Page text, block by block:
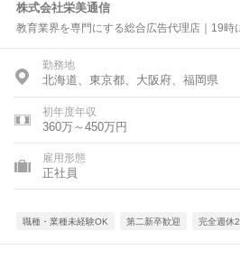
株式会社栄美通信
教育業界を専門にする総合広告代理店｜19時
勤務地
北海道、東京都、大阪府、福岡県
初年度年収
360万～450万円
雇用形態
正社員
職種・業種未経験OK 第二新卒歓迎 完全週休